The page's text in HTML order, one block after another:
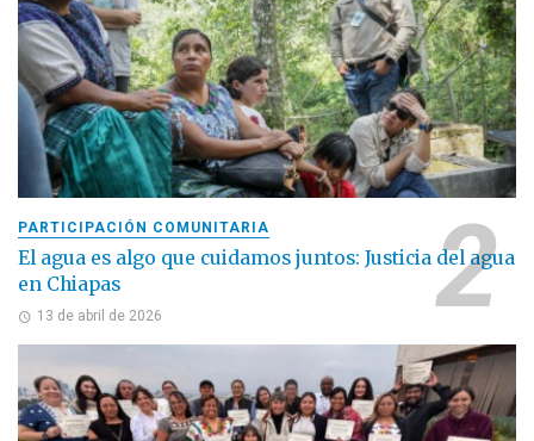
PARTICIPACIÓN COMUNITARIA
El agua es algo que cuidamos juntos: Justicia del agua
en Chiapas
13 de abril de 2026